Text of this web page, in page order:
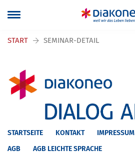
START SEMINAR-DETAIL
STARTSEITE KONTAKT IMPRESSUM
AGB
AGB LEICHTE SPRACHE